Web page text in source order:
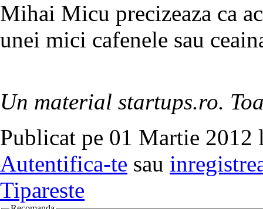
Mihai Micu precizeaza ca
unei mici cafenele sau
Un material startups.ro.
Publicat pe 01 Martie 2012
Autentifica-te sau
Tipareste